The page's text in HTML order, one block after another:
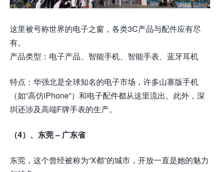
这里被号称世界的电子之窗，各类3C产品与配件应有尽
有。
产品类型：电子产品、智能手机、智能手表、蓝牙耳机
特点：华强北是全球知名的电子市场，许多山寨版手机
（如“高仿iPhone”）和电子配件都从这里流出。此外，深
圳还涉及高端F牌手表的生产。
（4）、东莞 – 广东省
东莞，这个曾经被称为“X都”的城市，开放一直是她的魅力